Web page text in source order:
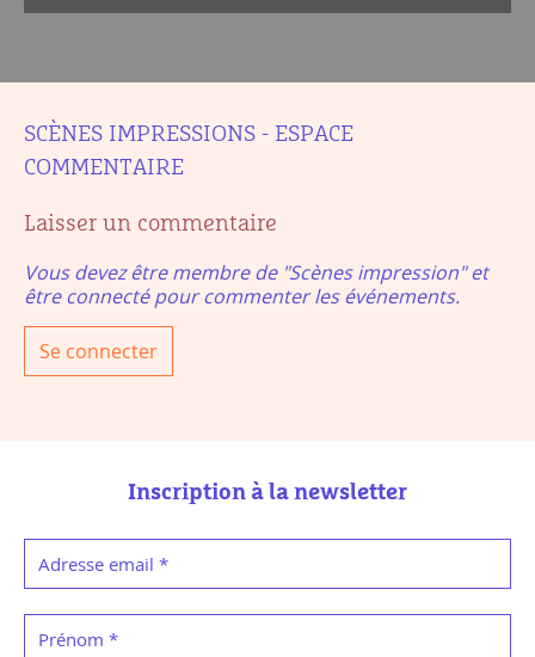
SCÈNES IMPRESSIONS - ESPACE
COMMENTAIRE
Laisser un commentaire
Vous devez être membre de "Scènes impression" et
être connecté pour commenter les événements.
Se connecter
Inscription à la newsletter
Adresse email *
Prénom *